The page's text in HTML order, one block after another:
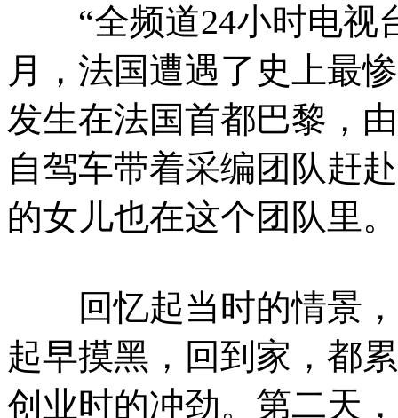
“全频道24小时电视
月，法国遭遇了史上最
发生在法国首都巴黎，
自驾车带着采编团队赶
的女儿也在这个团队里。
回忆起当时的情景，
起早摸黑，回到家，都
创业时的冲劲。第二天